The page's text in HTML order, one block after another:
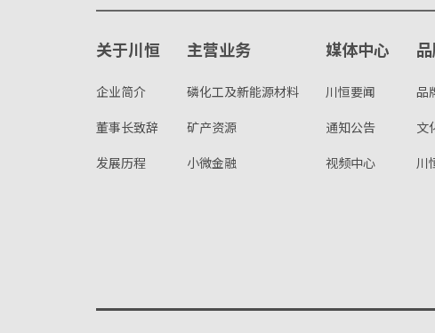
关于川恒
企业简介
董事长致辞
发展历程
主营业务
磷化工及新能源材料
矿产资源
小微金融
媒体中心
川恒要闻
通知公告
视频中心
品
文
川